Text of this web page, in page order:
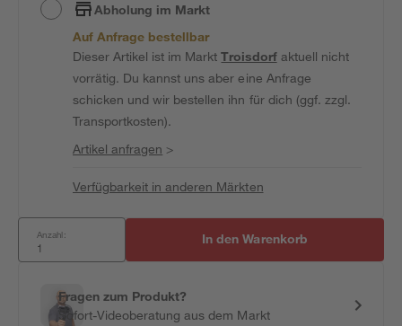
Abholung im Markt
Auf Anfrage bestellbar
Dieser Artikel ist im MarktTroisdorfaktuell nicht
vorrätig. Du kannst uns aber eine Anfrage
schicken und wir bestellen ihn für dich (ggf. zzgl.
Transportkosten).
Artikel anfragen >
Verfügbarkeit in anderen Märkten
Anzahl: In den Warenkorb
Fragen zum Produkt?
Sofort-Videoberatung aus dem Markt